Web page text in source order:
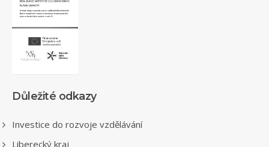
Důležité odkazy
Investice do rozvoje vzdělávání
Liberecký kraj